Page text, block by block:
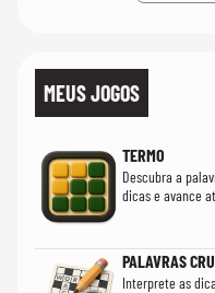
MEUS JOGOS
TERMO
Descubra a
dicas e avance
PALAVRAS
Interprete as